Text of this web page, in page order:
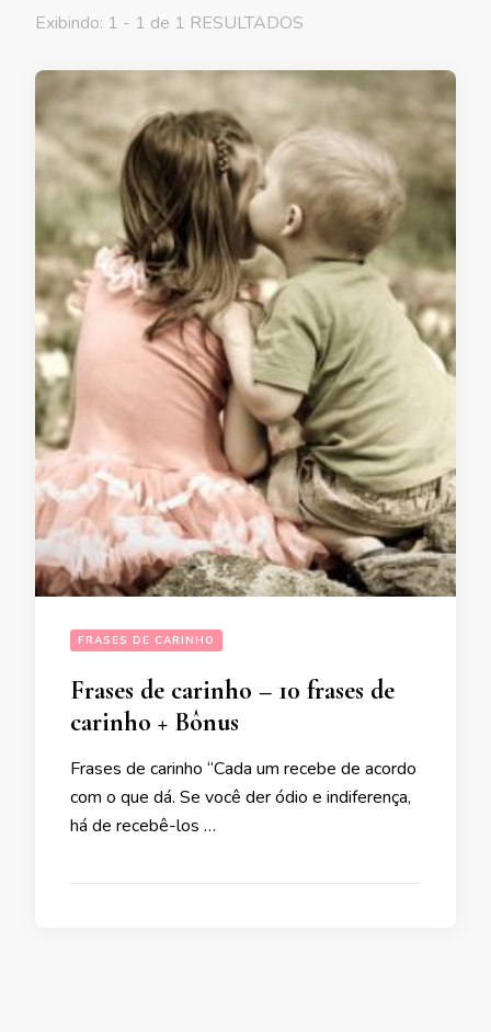
Exibindo: 1 - 1 de 1 RESULTADOS
FRASES DE CARINHO
Frases de carinho – 10 frases de
carinho + Bônus
Frases de carinho “Cada um recebe de acordo
com o que dá. Se você der ódio e indiferença,
há de recebê-los …